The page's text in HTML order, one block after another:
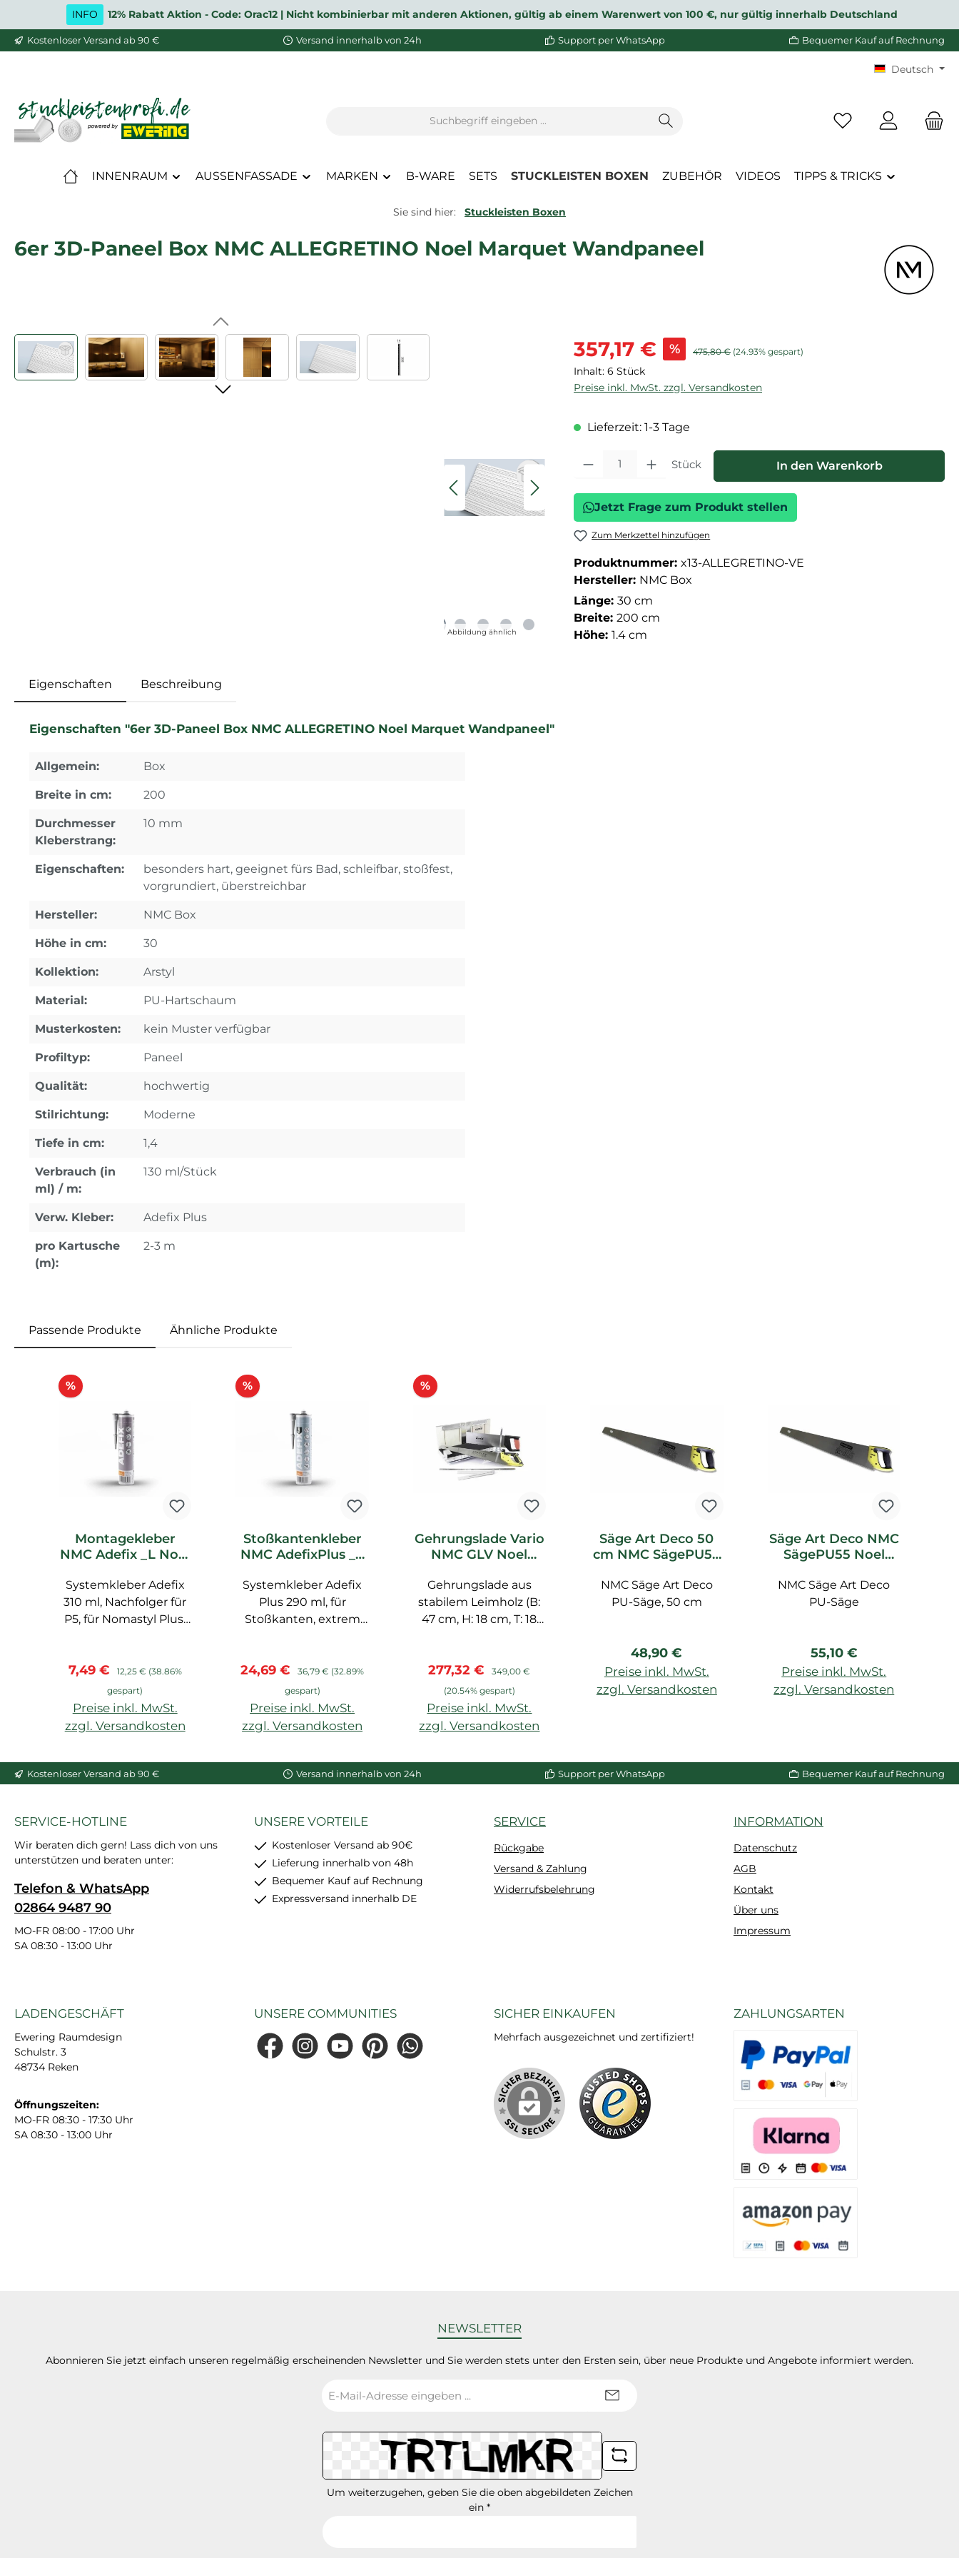
Hauptinhalt springen
Zur Suche springen
Zur Hauptnavigation springen
INFO 12% Rabatt Aktion - Code: Orac12 | Nicht kombinierbar mit anderen Aktionen, gültig ab einem Warenwert von 100 €, nur gültig innerhalb Deutschland
Kostenloser Versand ab 90 € Versand innerhalb von 24h Support per WhatsApp Bequemer Kauf auf Rechnung
Deutsch
Du hast 0 Produkte
INNENRAUM AUSSENFASSADE MARKEN B-WARE SETS STUCKLEISTEN BOXEN ZUBEHÖR VIDEOS TIPPS & TRICKS
Sie sind hier: Stuckleisten Boxen
6er 3D-Paneel Box NMC ALLEGRETINO Noel Marquet Wandpaneel
Bildergalerie überspringen
Abbildung ähnlich
Verkaufspreis:
357,17 € % Regulärer Preis:
475,80 € (24.93% gespart)
Inhalt: 6 Stück
Preise inkl. MwSt. zzgl. Versandkosten
Lieferzeit: 1-3 Tage
Produkt Anzahl: Gib den gewünschten Wert ein oder benutze die
Stück In den Warenkorb
Jetzt Frage zum Produkt stellen
Zum Merkzettel hinzufügen
Produktnummer: x13-ALLEGRETINO-VE
Hersteller: NMC Box
Länge: 30 cm
Breite: 200 cm
Höhe: 1.4 cm
Eigenschaften Beschreibung
Eigenschaften "6er 3D-Paneel Box NMC ALLEGRETINO Noel Marquet Wandpaneel"
Allgemein: Box
Breite in cm: 200
Durchmesser
Kleberstrang:
10 mm
Eigenschaften:
besonders hart, geeignet fürs Bad, schleifbar, stoßfest,
vorgrundiert, überstreichbar
Hersteller: NMC Box
Höhe in cm: 30
Kollektion: Arstyl
Material: PU-Hartschaum
Musterkosten: kein Muster verfügbar
Profiltyp: Paneel
Qualität: hochwertig
Stilrichtung: Moderne
Tiefe in cm: 1,4
Verbrauch (in
ml) / m:
130 ml/Stück
Verw. Kleber: Adefix Plus
pro Kartusche
(m):
2-3 m
Passende Produkte Ähnliche Produkte
%Rabatt
Montagekleber
NMC Adefix _L Noel
Spachtelkleber
Systemkleber Adefix
310 ml, Nachfolger für
P5, für Nomastyl Plus,
starke
Anfangshaftung,
feinkörnig, schleif- und
überstreichbar, enthält
Verkaufspreis:
7,49 € Regulärer Preis:
12,25 € (38.86%
gespart)
Preise inkl. MwSt.
zzgl. Versandkosten
%Rabatt
Stoßkantenkleber
NMC AdefixPlus _L
Zubehör
Systemkleber Adefix
Plus 290 ml, für
Stoßkanten, extrem
nachgespachtel
werden, schnell
trocknend
Verkaufspreis:
24,69 € Regulärer Preis:
36,79 € (32.89%
gespart)
Preise inkl. MwSt.
zzgl. Versandkosten
%Rabatt
Gehrungslade Vario
NMC GLV Noel
Gehrungslade aus
stabilem Leimholz (B:
47 cm, H: 18 cm, T: 18
Verkaufspreis:
277,32 € Regulärer Preis:
349,00 €
(20.54% gespart)
Preise inkl. MwSt.
zzgl. Versandkosten
Säge Art Deco 50
cm NMC SägePU50
Zubehör
NMC Säge Art Deco
PU-Säge, 50 cm
Regulärer Preis:
48,90 €
Preise inkl. MwSt.
zzgl. Versandkosten
Säge Art Deco NMC
SägePU55 Noel
NMC Säge Art Deco
PU-Säge
Regulärer Preis:
55,10 €
Preise inkl. MwSt.
zzgl. Versandkosten
Kostenloser Versand ab 90 € Versand innerhalb von 24h Support per WhatsApp Bequemer Kauf auf Rechnung
SERVICE-HOTLINE
Wir beraten dich gern! Lass dich von uns
unterstützen und beraten unter:
Telefon & WhatsApp
02864 9487 90
MO-FR 08:00 - 17:00 Uhr
SA 08:30 - 13:00 Uhr
UNSERE VORTEILE
Kostenloser Versand ab 90€
Lieferung innerhalb von 48h
Bequemer Kauf auf Rechnung
Expressversand innerhalb DE
SERVICE
Rückgabe
Versand & Zahlung
Widerrufsbelehrung
INFORMATION
Datenschutz
AGB
Kontakt
Über uns
Impressum
LADENGESCHÄFT
Ewering Raumdesign
Schulstr. 3
48734 Reken
Öffnungszeiten:
MO-FR 08:30 - 17:30 Uhr
SA 08:30 - 13:00 Uhr
UNSERE COMMUNITIES
FacebookInstagramYouTubePinterestWhatsApp
SICHER EINKAUFEN
Mehrfach ausgezeichnet und zertifiziert!
ZAHLUNGSARTEN
NEWSLETTER
Abonnieren Sie jetzt einfach unseren regelmäßig erscheinenden Newsletter und Sie werden stets unter den Ersten sein, über neue Produkte und Angebote informiert werden.
Mail-
*
Um weiterzugehen, geben Sie die oben abgebildeten Zeichen
ein *